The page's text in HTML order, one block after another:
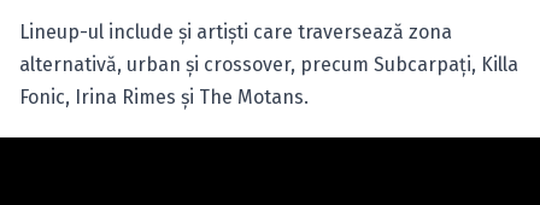
Lineup-ul include și artiști care traversează zona
alternativă, urban și crossover, precum Subcarpați, Killa
Fonic, Irina Rimes și The Motans.